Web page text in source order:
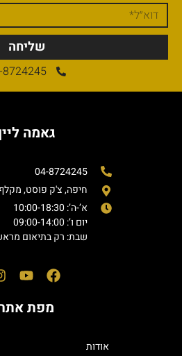
שליחה
04-8724245
גאמה ליין
04-8724245
חיפה, צ'ק פוסט, מקלף 5
א’-ה’: 10:00-18:30
יום ו’: 09:00-14:00
שבת: רק בתיאום מראש 12:00-15:00
מפת אתר
אודות